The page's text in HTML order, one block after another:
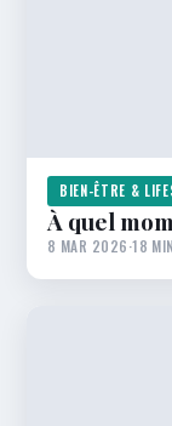
BIEN-ÊTRE &
À quel
8 MAR 2026·18 MIN